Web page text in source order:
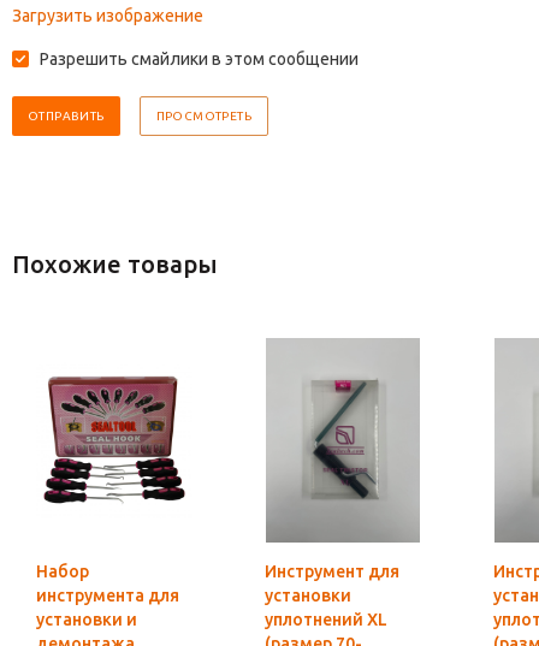
Загрузить изображение
Разрешить смайлики в этом сообщении
Похожие товары
Набор
инструмента для
установки и
Инструмент для
установки
уплотнений XL